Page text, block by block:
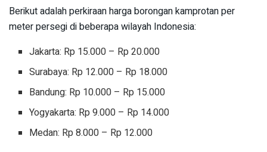
Berikut adalah perkiraan harga borongan kamprotan per
meter persegi di beberapa wilayah Indonesia:
Jakarta: Rp 15.000 – Rp 20.000
Surabaya: Rp 12.000 – Rp 18.000
Bandung: Rp 10.000 – Rp 15.000
Yogyakarta: Rp 9.000 – Rp 14.000
Medan: Rp 8.000 – Rp 12.000